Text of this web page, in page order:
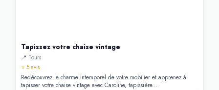
Tapissez votre chaise vintage
📍 Tours
⭐ 5 avis
Redécouvrez le charme intemporel de votre mobilier et apprenez à
tapisser votre chaise vintage avec Caroline, tapissière...